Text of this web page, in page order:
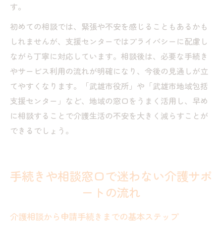
す。
初めての相談では、緊張や不安を感じることもあるかも
しれませんが、支援センターではプライバシーに配慮し
ながら丁寧に対応しています。相談後は、必要な手続き
やサービス利用の流れが明確になり、今後の見通しが立
てやすくなります。「武雄市役所」や「武雄市地域包括
支援センター」など、地域の窓口をうまく活用し、早め
に相談することで介護生活の不安を大きく減らすことが
できるでしょう。
手続きや相談窓口で迷わない介護サポ
ートの流れ
介護相談から申請手続きまでの基本ステップ